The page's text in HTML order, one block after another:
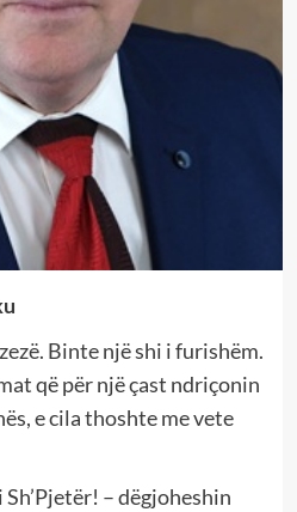
Binte një shi i furishëm.
që për një çast ndriçonin
e cila thoshte me vete
Sh’Pjetër! – dëgjoheshin